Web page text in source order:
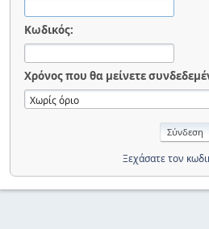
Κωδικός:
Χρόνος που θα μείνετε
Ξεχάσατε τον